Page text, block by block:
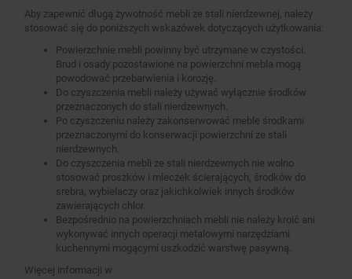
Aby zapewnić długą żywotność mebli ze stali nierdzewnej, należy
stosować się do poniższych wskazówek dotyczących użytkowania:
Powierzchnie mebli powinny być utrzymane w czystości.
Brud i osady pozostawione na powierzchni mebla mogą
powodować przebarwienia i korozję.
Do czyszczenia mebli należy używać wyłącznie środków
przeznaczonych do stali nierdzewnych.
Po czyszczeniu należy zakonserwować meble środkami
przeznaczonymi do konserwacji powierzchni ze stali
nierdzewnych.
Do czyszczenia mebli ze stali nierdzewnych nie wolno
stosować proszków i mleczek ścierających, środków do
srebra, wybielaczy oraz jakichkolwiek innych środków
zawierających chlor.
Bezpośrednio na powierzchniach mebli nie należy kroić ani
wykonywać innych operacji metalowymi narzędziami
kuchennymi mogącymi uszkodzić warstwę pasywną.
Więcej informacji w